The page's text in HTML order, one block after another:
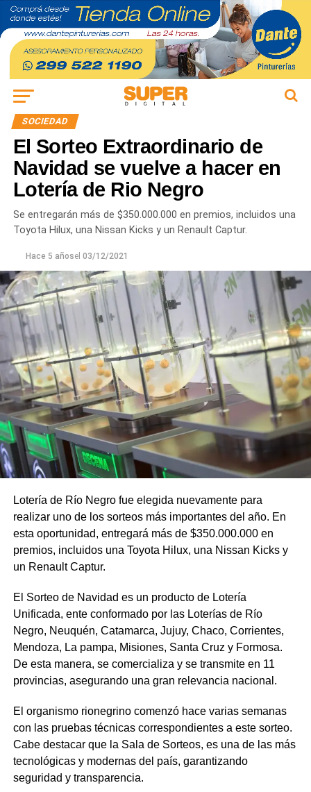
SOCIEDAD
El Sorteo Extraordinario de
Navidad se vuelve a hacer en
Lotería de Rio Negro
Se entregarán más de $350.000.000 en premios, incluidos una
Toyota Hilux, una Nissan Kicks y un Renault Captur.
Hace 5 añosel 03/12/2021
Lotería de Río Negro fue elegida nuevamente para
realizar uno de los sorteos más importantes del año. En
esta oportunidad, entregará más de $350.000.000 en
premios, incluidos una Toyota Hilux, una Nissan Kicks y
un Renault Captur.
El Sorteo de Navidad es un producto de Lotería
Unificada, ente conformado por las Loterías de Río
Negro, Neuquén, Catamarca, Jujuy, Chaco, Corrientes,
Mendoza, La pampa, Misiones, Santa Cruz y Formosa.
De esta manera, se comercializa y se transmite en 11
provincias, asegurando una gran relevancia nacional.
El organismo rionegrino comenzó hace varias semanas
con las pruebas técnicas correspondientes a este sorteo.
Cabe destacar que la Sala de Sorteos, es una de las más
tecnológicas y modernas del país, garantizando
seguridad y transparencia.